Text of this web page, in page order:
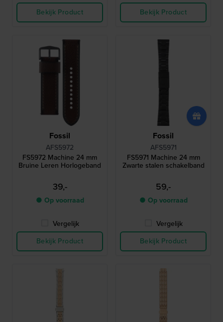
Bekijk Product
Bekijk Product
Fossil
AFS5972
FS5972 Machine 24 mm
Bruine Leren Horlogeband
39,-
● Op voorraad
Vergelijk
Bekijk Product
Fossil
AFS5971
FS5971 Machine 24 mm
Zwarte stalen schakelband
59,-
● Op voorraad
Vergelijk
Bekijk Product